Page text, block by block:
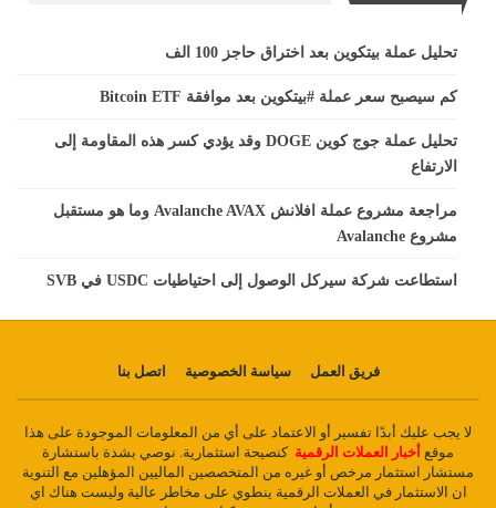
تحليل عملة بيتكوين بعد اختراق حاجز 100 الف
كم سيصبح سعر عملة #بيتكوين بعد موافقة Bitcoin ETF
تحليل عملة جوج كوين DOGE وقد يؤدي كسر هذه المقاومة إلى
الارتفاع
مراجعة مشروع عملة افلانش Avalanche AVAX وما هو مستقبل
مشروع Avalanche
استطاعت شركة سيركل الوصول إلى احتياطيات USDC في SVB
فريق العمل سياسة الخصوصية اتصل بنا
لا يجب عليك أبدًا تفسير أو الاعتماد على أي من المعلومات الموجودة على هذا
موقع أخبار العملات الرقمية كنصيحة استثمارية. نوصي بشدة باستشارة
مستشار استثمار مرخص أو غيره من المتخصصين الماليين المؤهلين مع التنوية
ان الاستثمار في العملات الرقمية ينطوي على مخاطر عالية وليست هناك اي